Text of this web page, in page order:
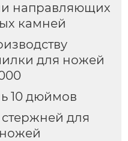
направляющих
камней
для ножей
10 дюймов
для